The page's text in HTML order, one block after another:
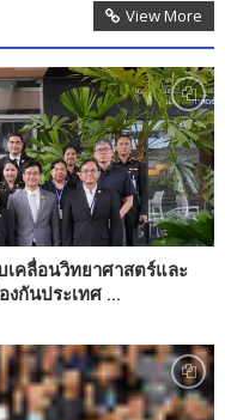
View More
เคลื่อนวิทยาศาสตร์และ
กันประเทศ ...